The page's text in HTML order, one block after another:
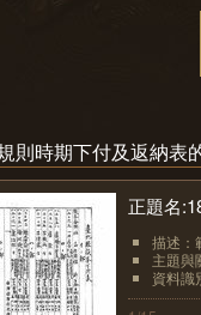
則時期下付及返納表
正題名
描述：
主題與
資料識